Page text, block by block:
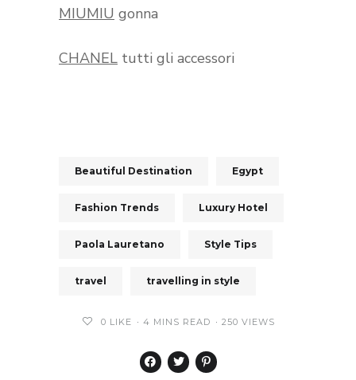
MIUMIU gonna
CHANEL tutti gli accessori
Beautiful Destination Egypt
Fashion Trends Luxury Hotel
Paola Lauretano Style Tips
travel travelling in style
0 LIKE 4 MINS READ 250 VIEWS